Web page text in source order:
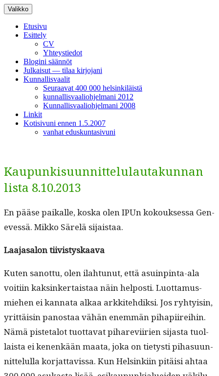
Siirry
sisältöön
Valikko
Etusivu
Esittely
CV
Yhteystiedot
Blogini säännöt
Julkaisut — tilaa kirjojani
Kunnallisvaalit
Seuraavat 400 000 helsinkiläistä
kunnallisvaaliohjelmani 2012
Kunnallisvaaliohjelmani 2008
Linkit
Kotisivuni ennen 1.5.2007
vanhat eduskuntasivuni
Kaupunkisuunnittelulautakunnan
lista 8.10.2013
En pääse paikalle, kos­ka olen IPUn kok­ouk­ses­sa Gen­
evessä. Mikko Särelä sijaistaa.
Laa­jasa­lon tiivistyskaava
Kuten san­ot­tu, olen ilah­tunut, että asuin­pin­ta-ala
voiti­in kaksinker­tais­taa näin hel­posti. Luot­ta­mus­
miehen ei kan­na­ta alkaa arkkite­hdik­si. Jos ryhty­isin,
yrit­täisin panos­taa vähän enem­män pihapi­irei­hin.
Nämä pis­te­talot tuot­ta­vat pihare­vi­irien sijas­ta tuol­
laista ei kenenkään maa­ta, joka on tietysti piha­su­un­
nit­telul­la kor­jat­tavis­sa. Kun Helsinki­in pitäisi ahtaa